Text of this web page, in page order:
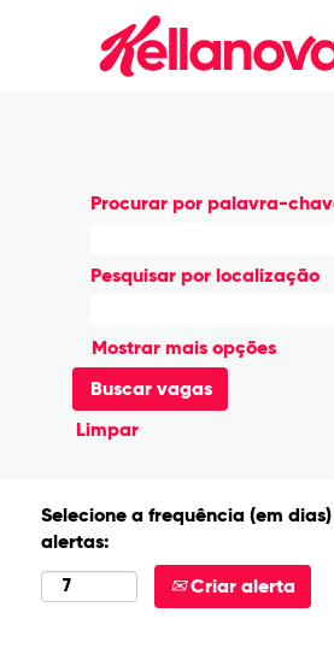
Procurar por palavra-
Pesquisar por localização
Mostrar mais opções
Limpar
Selecione a frequência (em
alertas:
Criar alerta